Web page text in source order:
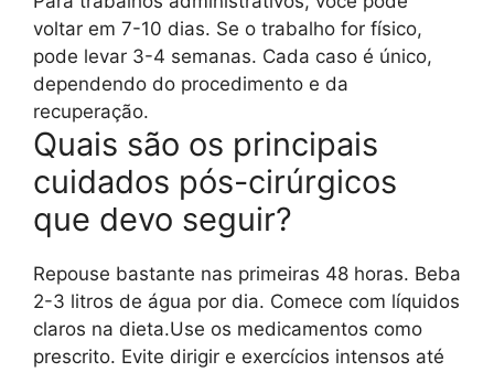
voltar em 7-10 dias. Se o trabalho for físico,
pode levar 3-4 semanas. Cada caso é único,
dependendo do procedimento e da
recuperação.
Quais são os principais
cuidados pós-cirúrgicos
que devo seguir?
Repouse bastante nas primeiras 48 horas. Beba
2-3 litros de água por dia. Comece com líquidos
claros na dieta.Use os medicamentos como
prescrito. Evite dirigir e exercícios intensos até